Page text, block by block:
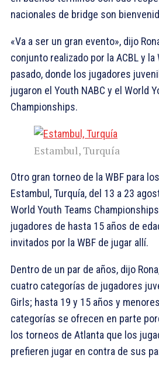
nacionales de bridge son
«Va a ser un gran evento», dijo
conjunto realizado por la ACBL y
pasado, donde los jugadores
jugaron el Youth NABC y el World
Championships.
Estambul, Turquía
Otro gran torneo de la WBF para
Estambul, Turquía, del 13 a 23
World Youth Teams
jugadores de hasta 15 años de
invitados por la WBF de jugar allí.
Dentro de un par de años, dijo
cuatro categorías de jugadores
Girls; hasta 19 y 15 años y
categorías se ofrecen en parte
los torneos de Atlanta que los
prefieren jugar en contra de sus